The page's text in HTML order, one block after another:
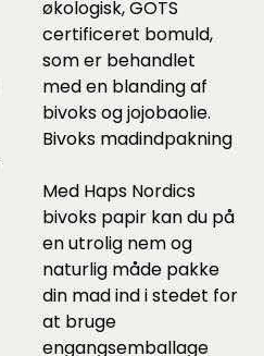
økologisk, GOTS
certificeret bomuld,
som er behandlet
med en blanding af
bivoks og jojobaolie.
Bivoks madindpakning
Med Haps Nordics
bivoks papir kan du på
en utrolig nem og
naturlig måde pakke
din mad ind i stedet for
at bruge
engangsemballage